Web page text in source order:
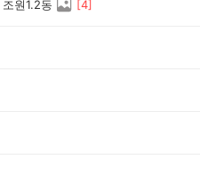
원1.2동 [4]